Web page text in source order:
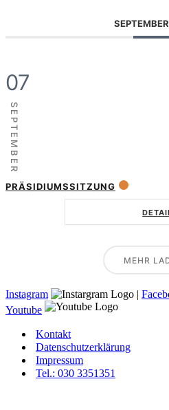
07
SEPTEMBER
PRÄSIDIUMSSITZUNG
MEHR
Instagram |
Youtube
Kontakt
Datenschutzerklärung
Impressum
Tel.: 030 3351351